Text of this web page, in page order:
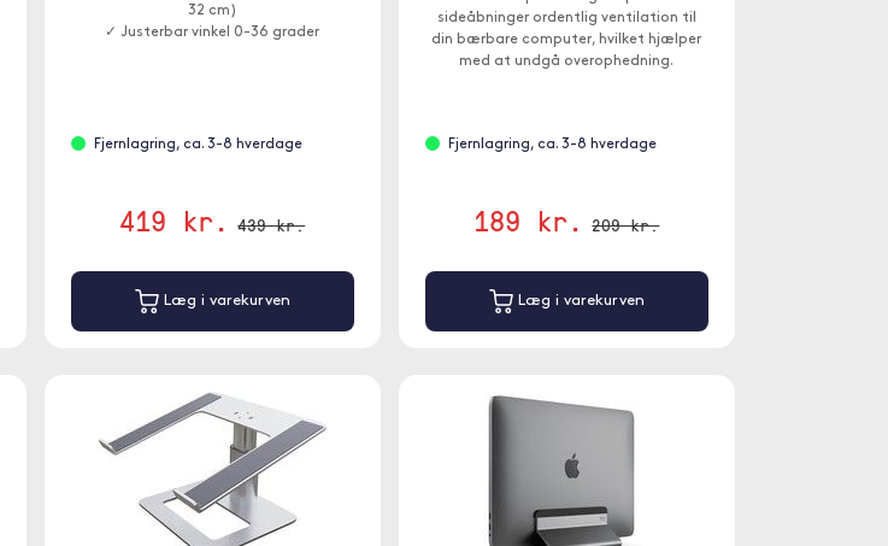
32 cm)
✓ Justerbar vinkel 0-36 grader
Fjernlagring, ca. 3-8 hverdage
419 kr. 439 kr.
Læg i varekurven
sideåbninger ordentlig ventilation til
din bærbare computer, hvilket hjælper
med at undgå overophedning.
Fjernlagring, ca. 3-8 hverdage
189 kr. 209 kr.
Læg i varekurven